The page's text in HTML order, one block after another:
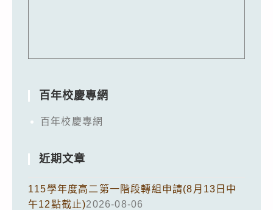
百年校慶專網
百年校慶專網
近期文章
115學年度高二第一階段轉組申請(8月13日中
午12點截止)2026-08-06